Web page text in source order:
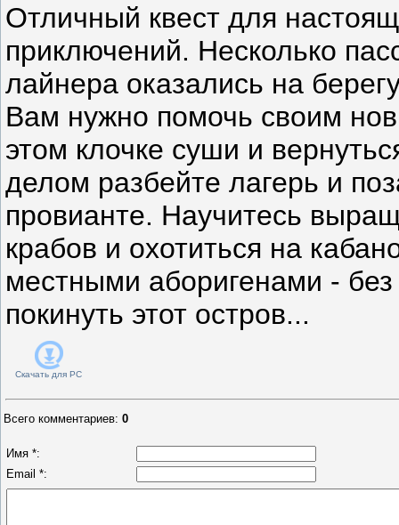
Отличный квест для
приключений. Несколько
лайнера оказались на
Вам нужно помочь своим
этом клочке суши и
делом разбейте лагерь и
провианте. Научитесь
крабов и охотиться на
местными аборигенами -
покинуть этот остров...
Скачать для PC
Всего комментариев: 0
Имя *:
Email *: